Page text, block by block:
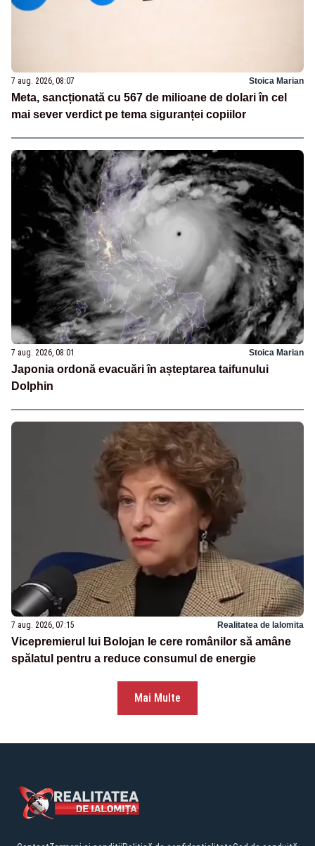
7 aug. 2026, 08:07 Stoica Marian
Meta, sancționată cu 567 de milioane de dolari în cel
mai sever verdict pe tema siguranței copiilor
7 aug. 2026, 08:01 Stoica Marian
Japonia ordonă evacuări în așteptarea taifunului
Dolphin
7 aug. 2026, 07:15 Realitatea de Ialomita
Vicepremierul lui Bolojan le cere românilor să amâne
spălatul pentru a reduce consumul de energie
Mai Multe